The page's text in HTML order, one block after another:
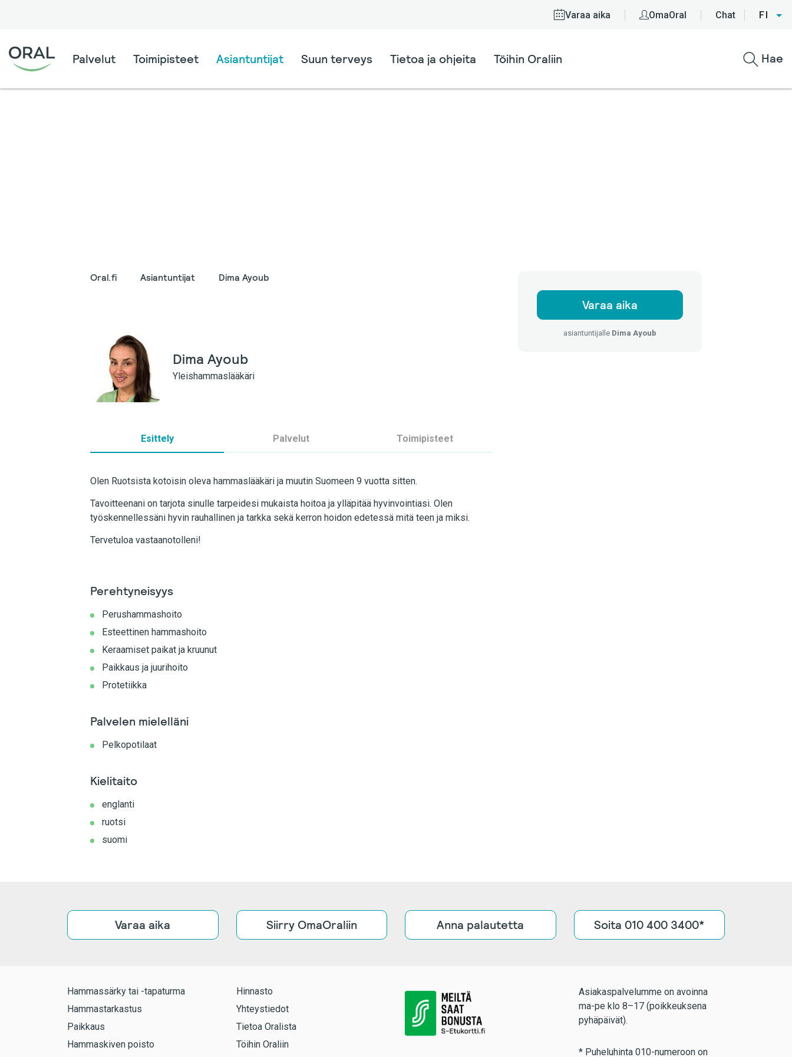
Varaa aika OmaOral Chat FI
Palvelut Toimipisteet Asiantuntijat Suun terveys Tietoa ja ohjeita Töihin Oraliin Hae
Varaa aika
asiantuntijalle Dima Ayoub
Oral.fi Asiantuntijat Dima Ayoub
Dima Ayoub
Yleishammaslääkäri
Esittely Palvelut Toimipisteet
Olen Ruotsista kotoisin oleva hammaslääkäri ja muutin Suomeen 9 vuotta sitten.
Tavoitteenani on tarjota sinulle tarpeidesi mukaista hoitoa ja ylläpitää hyvinvointiasi. Olen
työskennellessäni hyvin rauhallinen ja tarkka sekä kerron hoidon edetessä mitä teen ja miksi.
Tervetuloa vastaanotolleni!
Perehtyneisyys
Perushammashoito
Esteettinen hammashoito
Keraamiset paikat ja kruunut
Paikkaus ja juurihoito
Protetiikka
Palvelen mielelläni
Pelkopotilaat
Kielitaito
englanti
ruotsi
suomi
Varaa aika Siirry OmaOraliin Anna palautetta Soita 010 400 3400*
Hammassärky tai -tapaturma
Hammastarkastus
Paikkaus
Hammaskiven poisto
Hinnasto
Yhteystiedot
Tietoa Oralista
Töihin Oraliin
Asiakaspalvelumme on avoinna
ma-pe klo 8–17 (poikkeuksena
pyhäpäivät).
* Puheluhinta 010-numeroon on